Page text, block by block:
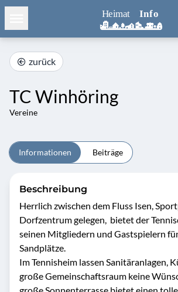
zurück
TC Winhöring
Vereine
Informationen Beiträge
Beschreibung
Herrlich zwischen dem Fluss Isen,
Dorfzentrum gelegen,  bietet der
seinen Mitgliedern und Gastspielern
Sandplätze.
Im Tennisheim lassen Sanitäranlagen,
große Gemeinschaftsraum keine